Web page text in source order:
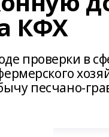
КФХ
проверки в
песчано-